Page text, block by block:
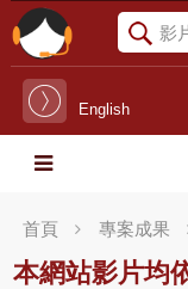
English
首頁 專案成果
本網站影片均